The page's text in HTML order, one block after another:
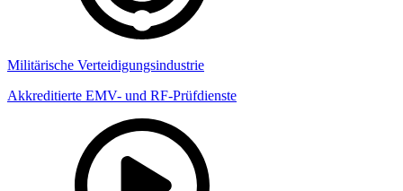
Militärische Verteidigungsindustrie
Akkreditierte EMV- und RF-Prüfdienste